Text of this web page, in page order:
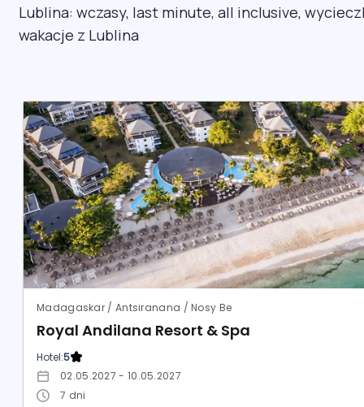
Lublina: wczasy, last minute, all inclusive,
wakacje z Lublina
Madagaskar / Antsiranana / Nosy Be
Royal Andilana Resort & Spa
Hotel:5
02.05.2027 - 10.05.2027
7 dni